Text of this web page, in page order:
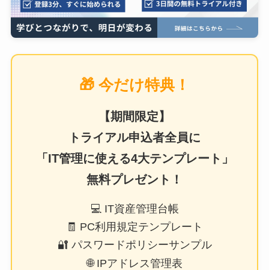
🎁 今だけ特典！
【期間限定】
トライアル申込者全員に
「IT管理に使える4大テンプレート」
無料プレゼント！
💻 IT資産管理台帳
🧾 PC利用規定テンプレート
🔐 パスワードポリシーサンプル
🌐 IPアドレス管理表